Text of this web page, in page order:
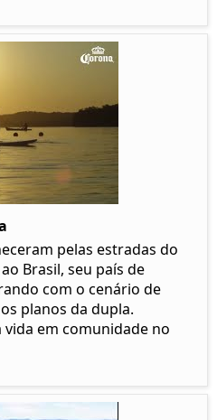
pelas estradas do
Brasil, seu país de
com o cenário de
planos da dupla.
em comunidade no